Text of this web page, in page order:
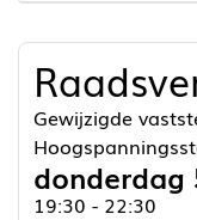
Gewijzigde
donderdag
19:30 - 22:30